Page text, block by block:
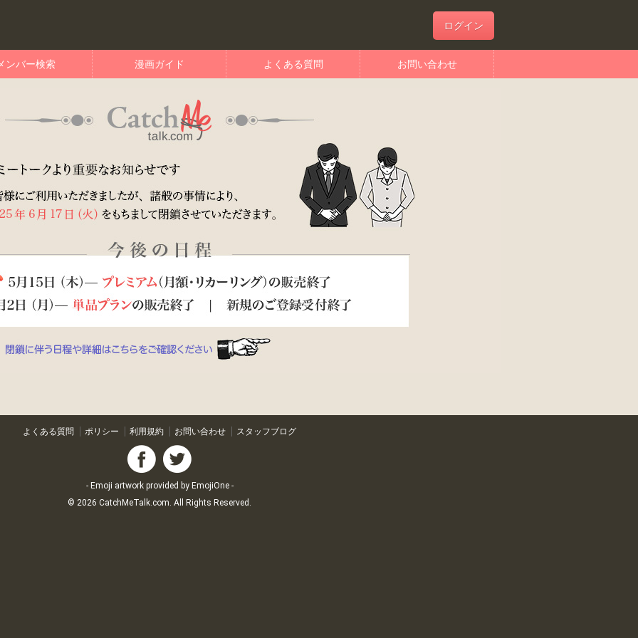
ログイン
ンバー検索 漫画ガイド よくある質問 お問い合わせ
よくある質問 ポリシー 利用規約 お問い合わせ スタッフブログ
- Emoji artwork provided by EmojiOne-
© 2026 CatchMeTalk.com. All Rights Reserved.